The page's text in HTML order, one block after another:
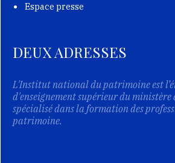
Espace presse
DEUX ADRESSES
L'Institut national du patrimoine est
d'enseignement supérieur du
spécialisé dans la formation des
patrimoine.